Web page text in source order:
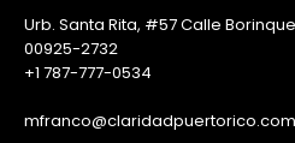
Urb. Santa Rita, #57 Calle
00925-2732
+1 787-777-0534
mfranco@claridadpuertorico.com